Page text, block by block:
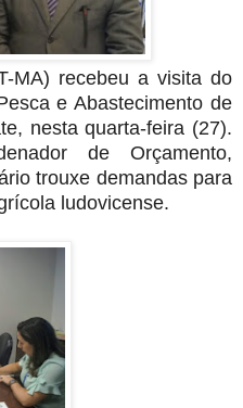
MA) recebeu a visita do
e Abastecimento de
nesta quarta-feira (27).
de Orçamento,
trouxe demandas para
ludovicense.